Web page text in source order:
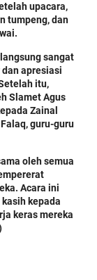
upacara,
tumpeng, dan
sangat
dan apresiasi
itu,
Slamet Agus
Zainal
guru-guru
oleh semua
Acara ini
kepada
keras mereka